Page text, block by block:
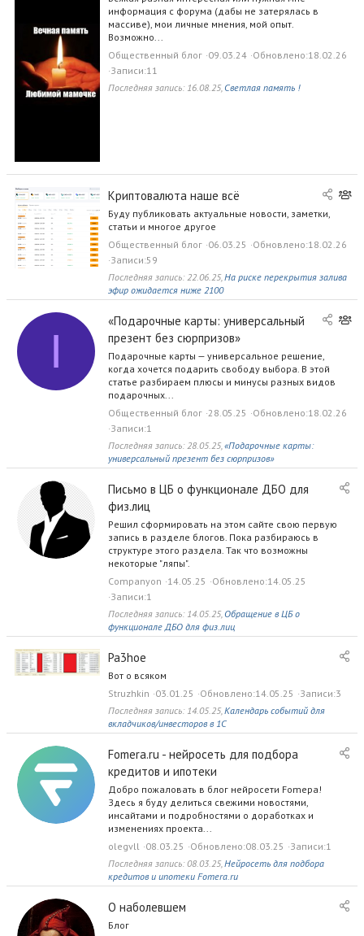
л
о
информация с форума (дабы не затерялась в
массиве), мои личные мнения, мой опыт.
Возможно...
Общественный блог 09.03.24 Обновлено 18.02.26
Записи 11
Последняя запись: 16.08.25, Светлая память !
О
е
н
Криптовалюта наше всё
Буду публиковать актуальные новости, заметки,
статьи и многое другое
Общественный блог 06.03.25 Обновлено 18.02.26
Записи 59
Последняя запись:22.06.25,На риске перекрытия залива
эфир ожидается ниже 2100
I
О
ы
й
«Подарочные карты: универсальный
презент без сюрпризов»
Подарочные карты — универсальное решение,
когда хочется подарить свободу выбора. В этой
статье разбираем плюсы и минусы разных видов
подарочных...
Общественный блог 28.05.25 Обновлено 18.02.26
Записи 1
Последняя запись:28.05.25,«Подарочные карты:
универсальный презент без сюрпризов»
Письмо в ЦБ о функционале ДБО для
физ.лиц
Решил сформировать на этом сайте свою первую
запись в разделе блогов. Пока разбираюсь в
структуре этого раздела. Так что возможны
некоторые "ляпы".
Companyon 14.05.25 Обновлено 14.05.25
Записи 1
Последняя запись: 14.05.25, Обращение в ЦБ о
функционале ДБО для физ.лиц
Pa3hoe
Вот о всяком
Struzhkin 03.01.25 Обновлено 14.05.25 Записи 3
Последняя запись: 14.05.25,Календарь событий для
вкладчиков/инвесторов в 1С
Fomera.ru - нейросеть для подбора
кредитов и ипотеки
Добро пожаловать в блог нейросети Fomера!
Здесь я буду делиться свежими новостями,
инсайтами и подробностями о доработках и
изменениях проекта...
olegvll 08.03.25 Обновлено 08.03.25 Записи 1
Последняя запись:08.03.25,Нейросеть для подбора
кредитов и ипотеки Fomera.ru
О наболевшем
Блог